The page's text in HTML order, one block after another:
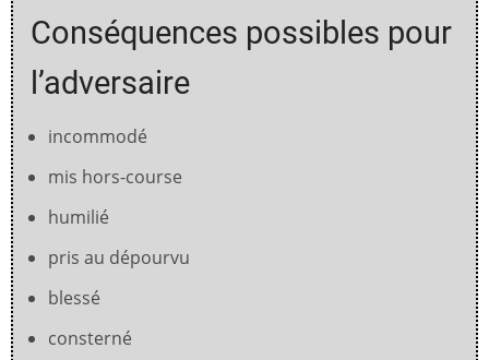
Conséquences possibles pour
l’adversaire
incommodé
mis hors-course
humilié
pris au dépourvu
blessé
consterné